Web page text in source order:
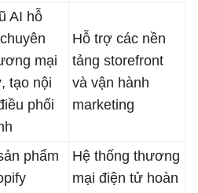
AI hỗ
mại
tạo nội
phối
Hỗ trợ các nền
tảng storefront
và vận hành
marketing
phẩm
Hệ thống thương
mại điện tử hoàn